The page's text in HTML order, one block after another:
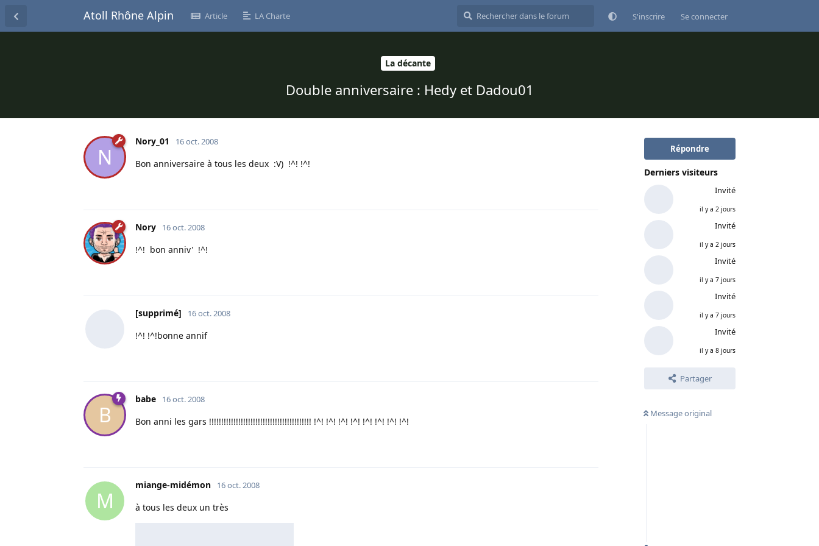
Atoll Rhône Alpin Article LA Charte S'inscrire Se connecter
La décante
Double anniversaire : Hedy et Dadou01
Répondre
Derniers visiteurs
Invité
il y a 2 jours
Invité
il y a 2 jours
Invité
il y a 7 jours
Invité
il y a 7 jours
Invité
il y a 8 jours
Partager
Message original
N
Nory_01 16 oct. 2008
Bon anniversaire à tous les deux :V) !^! !^!
Nory 16 oct. 2008
!^! bon anniv' !^!
[supprimé] 16 oct. 2008
!^! !^!bonne annif
B
babe 16 oct. 2008
Bon anni les gars !!!!!!!!!!!!!!!!!!!!!!!!!!!!!!!!!!!!!!!!!! !^! !^! !^! !^! !^! !^! !^! !^!
M
miange-midémon 16 oct. 2008
à tous les deux un très